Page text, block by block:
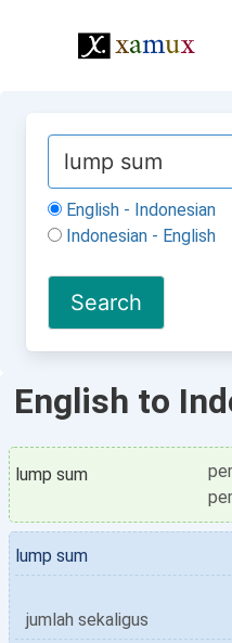
English - Indonesian
Indonesian - English
English to
lump sum
lump sum
jumlah sekaligus